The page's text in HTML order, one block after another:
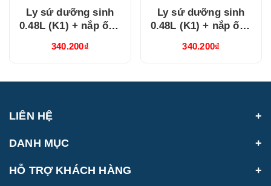
Ly sứ dưỡng sinh
0.48L (K1) + nắp ống
(214888VHNH)
340.200₫
Ly sứ dưỡng sinh
0.48L (K1) + nắp ống
Bộ Sài Gòn
340.200₫
LIÊN HỆ
DANH MỤC
HỖ TRỢ KHÁCH HÀNG